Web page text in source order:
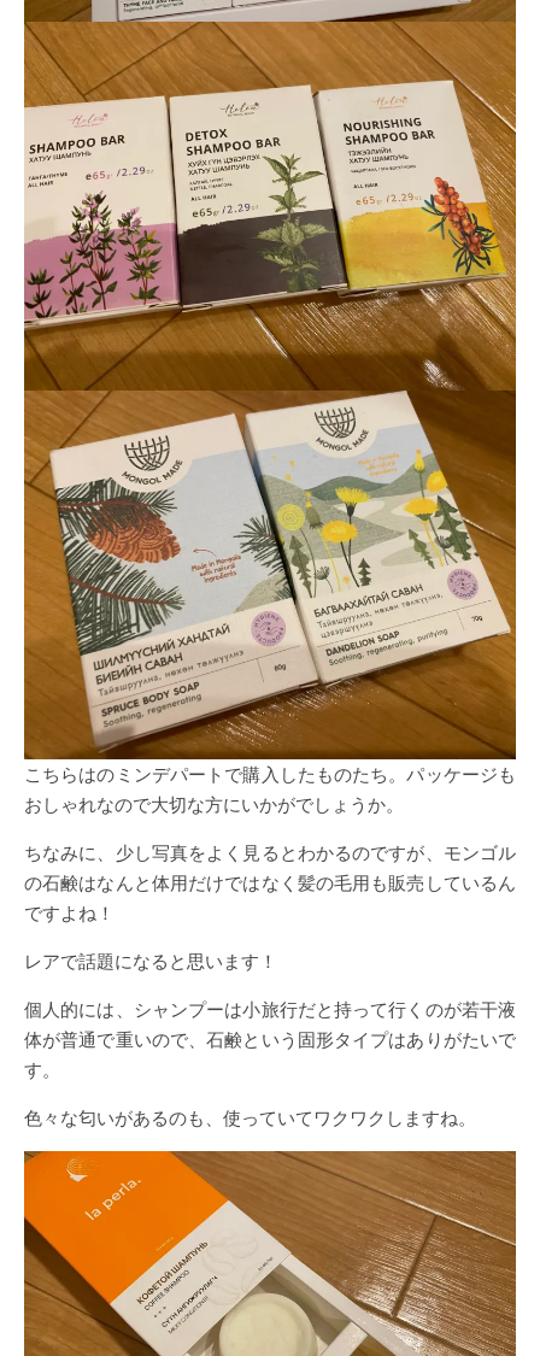
こちらはのミンデパートで購入したものたち。パッケージも
おしゃれなので大切な方にいかがでしょうか。
ちなみに、少し写真をよく見るとわかるのですが、モンゴル
の石鹸はなんと体用だけではなく髪の毛用も販売しているん
ですよね！
レアで話題になると思います！
個人的には、シャンプーは小旅行だと持って行くのが若干液
体が普通で重いので、石鹸という固形タイプはありがたいで
す。
色々な匂いがあるのも、使っていてワクワクしますね。